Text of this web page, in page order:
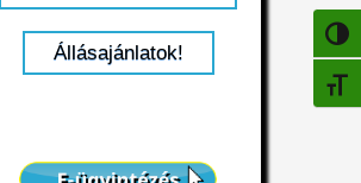
Állásajánlatok!